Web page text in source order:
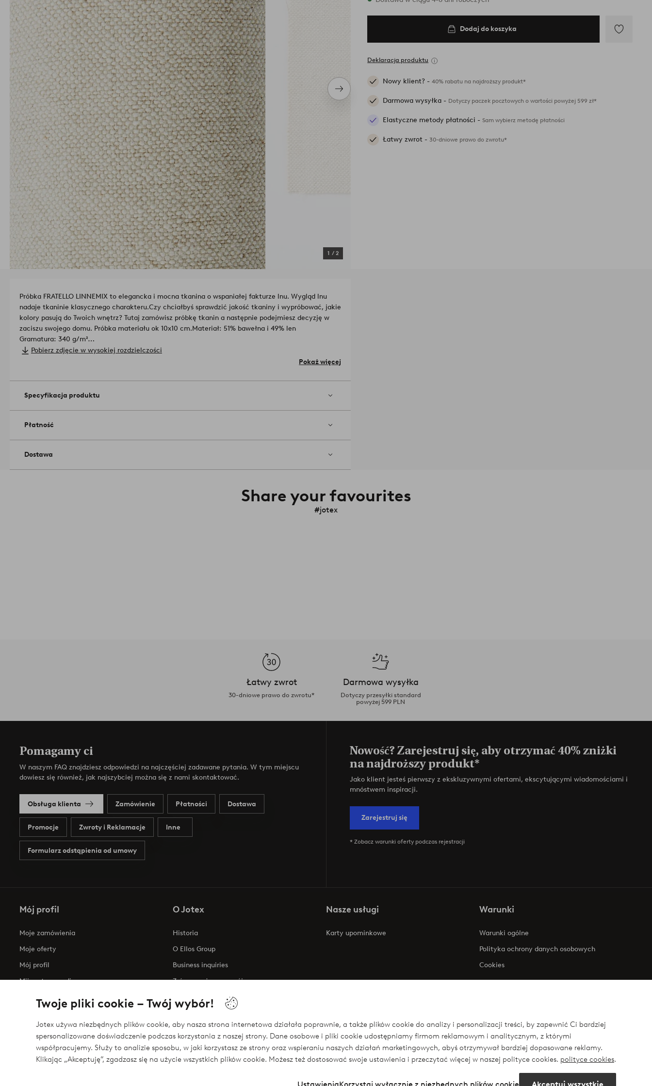
Twoje pliki cookie – Twój wybór!
Jotex używa niezbędnych plików cookie, aby nasza strona internetowa działała poprawnie, a także plików cookie do analizy i personalizacji treści, by zapewnić Ci bardziej
spersonalizowane doświadczenie podczas korzystania z naszej strony. Dane osobowe i pliki cookie udostępniamy firmom reklamowym i analitycznym, z którymi
współpracujemy. Służy to analizie sposobu, w jaki korzystasz ze strony oraz wspieraniu naszych działań marketingowych, abyś otrzymywał bardziej dopasowane reklamy.
Klikając „Akceptuję”, zgadzasz się na użycie wszystkich plików cookie. Możesz też dostosować swoje ustawienia i przeczytać więcej w naszej polityce cookies. polityce cookies.
Następny
produkt
1 / 2
Dodaj do koszyka
Deklaracja produktu
Nowy klient? -40% rabatu na najdroższy produkt*
Darmowa wysyłka - Dotyczy paczek pocztowych o wartości powyżej 599 zł*
Elastyczne metody płatności -Sam wybierz metodę płatności
Łatwy zwrot -30-dniowe prawo do zwrotu*
Próbka FRATELLO LINNEMIX to elegancka i mocna tkanina o wspaniałej fakturze lnu. Wygląd lnu
nadaje tkaninie klasycznego charakteru.Czy chciałbyś sprawdzić jakość tkaniny i wypróbować, jakie
kolory pasują do Twoich wnętrz? Tutaj zamówisz próbkę tkanin a następnie podejmiesz decyzję w
zaciszu swojego domu. Próbka materiału ok 10x10 cm.Materiał: 51% bawełna i 49% len
Gramatura: 340 g/m²
Wytrzymałość: 20 000 cykli Martindale'a
Pobierz zdjęcie w wysokiej rozdzielczości
Pokaż więcej
Specyfikacja produktu
Płatność
Dostawa
Share your favourites
#jotex
Łatwy zwrot
30-dniowe prawo do zwrotu*
Darmowa wysyłka
Dotyczy przesyłki standard
powyżej 599 PLN
Pomagamy ci
W naszym FAQ znajdziesz odpowiedzi na najczęściej zadawane pytania. W tym miejscu
dowiesz się również, jak najszybciej można się z nami skontaktować.
Obsługa klienta Zamówienie Płatności Dostawa
Promocje Zwroty i Reklamacje Inne
Formularz odstąpienia od umowy
Nowość? Zarejestruj się, aby otrzymać 40% zniżki
na najdroższy produkt*
Jako klient jesteś pierwszy z ekskluzywnymi ofertami, ekscytującymi wiadomościami i
mnóstwem inspiracji.
Zarejestruj się
* Zobacz warunki oferty podczas rejestracji
Mój profil
Moje zamówienia
Moje oferty
Mój profil
Mijn retourzendingen
O Jotex
Historia
O Ellos Group
Business inquiries
Zrównoważony rozwój
Oświadczenie o dostępności
Nasze usługi
Karty upominkowe
Warunki
Warunki ogólne
Polityka ochrony danych osobowych
Cookies
Bezpieczne płatności - zapłać teraz lub podziel się
Chcesz dowiedzieć się więcej o naszych opcjach płatności